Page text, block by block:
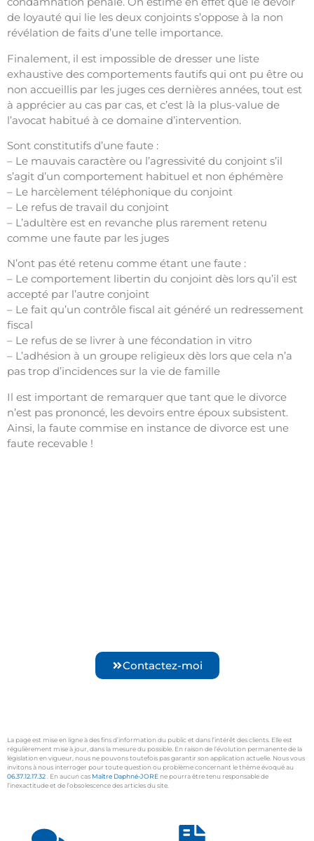
de loyauté qui lie les deux conjoints s’oppose à la non
révélation de faits d’une telle importance.
Finalement, il est impossible de dresser une liste
exhaustive des comportements fautifs qui ont pu être ou
non accueillis par les juges ces dernières années, tout est
à apprécier au cas par cas, et c’est là la plus-value de
l’avocat habitué à ce domaine d’intervention.
Sont constitutifs d’une faute :
– Le mauvais caractère ou l’agressivité du conjoint s’il
s’agit d’un comportement habituel et non éphémère
– Le harcèlement téléphonique du conjoint
– Le refus de travail du conjoint
– L’adultère est en revanche plus rarement retenu
comme une faute par les juges
N’ont pas été retenu comme étant une faute :
– Le comportement libertin du conjoint dès lors qu’il est
accepté par l’autre conjoint
– Le fait qu’un contrôle fiscal ait généré un redressement
fiscal
– Le refus de se livrer à une fécondation in vitro
– L’adhésion à un groupe religieux dès lors que cela n’a
pas trop d’incidences sur la vie de famille
Il est important de remarquer que tant que le divorce
n’est pas prononcé, les devoirs entre époux subsistent.
Ainsi, la faute commise en instance de divorce est une
faute recevable !
Contactez-moi
La page est mise en ligne à des fins d’information du public et dans l’intérêt des clients. Elle est
régulièrement mise à jour, dans la mesure du possible. En raison de l’évolution permanente de la
législation en vigueur, nous ne pouvons toutefois pas garantir son application actuelle. Nous vous
invitons à nous interroger pour toute question ou problème concernant le thème évoqué au
06.37.12.17.32. En aucun cas Maître Daphné-JORE ne pourra être tenu responsable de
l’inexactitude et de l’obsolescence des articles du site.